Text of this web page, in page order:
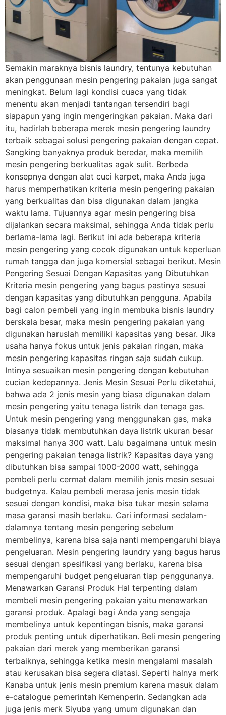
Semakin maraknya bisnis laundry, tentunya kebutuhan
akan penggunaan mesin pengering pakaian juga sangat
meningkat. Belum lagi kondisi cuaca yang tidak
menentu akan menjadi tantangan tersendiri bagi
siapapun yang ingin mengeringkan pakaian. Maka dari
itu, hadirlah beberapa merek mesin pengering laundry
terbaik sebagai solusi pengering pakaian dengan cepat.
Sangking banyaknya produk beredar, maka memilih
mesin pengering berkualitas agak sulit. Berbeda
konsepnya dengan alat cuci karpet, maka Anda juga
harus memperhatikan kriteria mesin pengering pakaian
yang berkualitas dan bisa digunakan dalam jangka
waktu lama. Tujuannya agar mesin pengering bisa
dijalankan secara maksimal, sehingga Anda tidak perlu
berlama-lama lagi. Berikut ini ada beberapa kriteria
mesin pengering yang cocok digunakan untuk keperluan
rumah tangga dan juga komersial sebagai berikut. Mesin
Pengering Sesuai Dengan Kapasitas yang Dibutuhkan
Kriteria mesin pengering yang bagus pastinya sesuai
dengan kapasitas yang dibutuhkan pengguna. Apabila
bagi calon pembeli yang ingin membuka bisnis laundry
berskala besar, maka mesin pengering pakaian yang
digunakan haruslah memiliki kapasitas yang besar. Jika
usaha hanya fokus untuk jenis pakaian ringan, maka
mesin pengering kapasitas ringan saja sudah cukup.
Intinya sesuaikan mesin pengering dengan kebutuhan
cucian kedepannya. Jenis Mesin Sesuai Perlu diketahui,
bahwa ada 2 jenis mesin yang biasa digunakan dalam
mesin pengering yaitu tenaga listrik dan tenaga gas.
Untuk mesin pengering yang menggunakan gas, maka
biasanya tidak membutuhkan daya listrik ukuran besar
maksimal hanya 300 watt. Lalu bagaimana untuk mesin
pengering pakaian tenaga listrik? Kapasitas daya yang
dibutuhkan bisa sampai 1000-2000 watt, sehingga
pembeli perlu cermat dalam memilih jenis mesin sesuai
budgetnya. Kalau pembeli merasa jenis mesin tidak
sesuai dengan kondisi, maka bisa tukar mesin selama
masa garansi masih berlaku. Cari informasi sedalam-
dalamnya tentang mesin pengering sebelum
membelinya, karena bisa saja nanti mempengaruhi biaya
pengeluaran. Mesin pengering laundry yang bagus harus
sesuai dengan spesifikasi yang berlaku, karena bisa
mempengaruhi budget pengeluaran tiap penggunanya.
Menawarkan Garansi Produk Hal terpenting dalam
membeli mesin pengering pakaian yaitu menawarkan
garansi produk. Apalagi bagi Anda yang sengaja
membelinya untuk kepentingan bisnis, maka garansi
produk penting untuk diperhatikan. Beli mesin pengering
pakaian dari merek yang memberikan garansi
terbaiknya, sehingga ketika mesin mengalami masalah
atau kerusakan bisa segera diatasi. Seperti halnya merk
Kanaba untuk jenis mesin premium karena masuk dalam
e-catalogue pemerintah Kemenperin. Sedangkan ada
juga jenis merk Siyuba yang umum digunakan dan